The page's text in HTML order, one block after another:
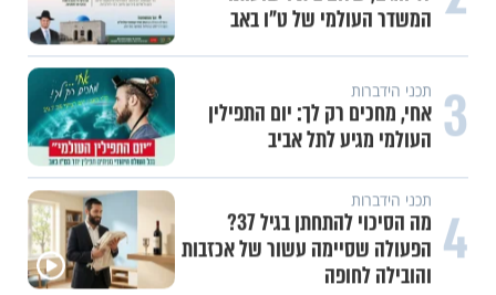
המשדר העולמי של ט"ו באב
3 תכני הידברות
אחי, מחכים רק לך: יום התפילין
העולמי מגיע לתל אביב
4 תכני הידברות
מה הסיכוי להתחתן בגיל 37?
הפעולה שסיימה עשור של אכזבות
והובילה לחופה